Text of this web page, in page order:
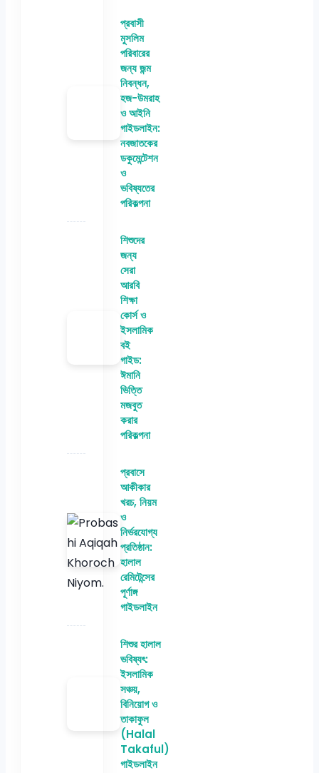
প্রবাসী
মুসলিম
পরিবারের
জন্য জন্ম
নিবন্ধন,
হজ-উমরাহ
ও আইনি
গাইডলাইন:
নবজাতকের
ডকুমেন্টেশন
ও
ভবিষ্যতের
পরিকল্পনা
শিশুদের
জন্য
সেরা
আরবি
শিক্ষা
কোর্স ও
ইসলামিক
বই
গাইড:
ঈমানি
ভিত্তি
মজবুত
করার
পরিকল্পনা
প্রবাসে
আকীকার
খরচ, নিয়ম
ও
নির্ভরযোগ্য
প্রতিষ্ঠান:
হালাল
রেমিটেন্সের
পূর্ণাঙ্গ
গাইডলাইন
শিশুর হালাল
ভবিষ্যৎ:
ইসলামিক
সঞ্চয়,
বিনিয়োগ ও
তাকাফুল
(Halal
Takaful)
গাইডলাইন